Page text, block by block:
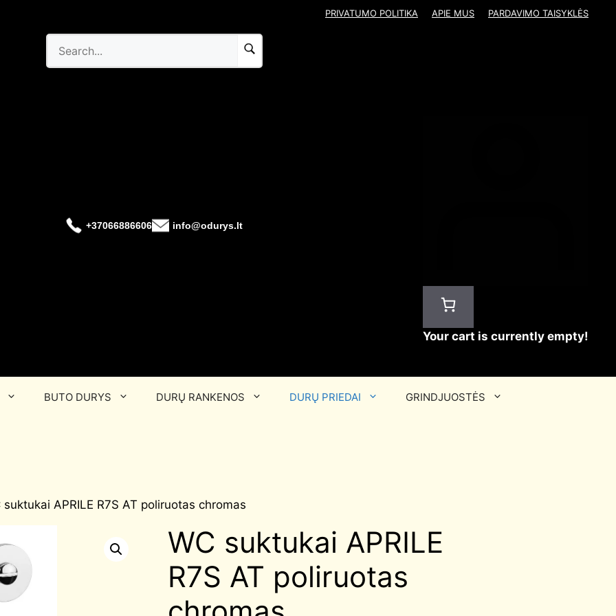
PRIVATUMO POLITIKA APIE MUS PARDAVIMO TAISYKLĖS
+37066886606 info@odurys.lt
Your cart is currently empty!
BUTO DURYS DURŲ RANKENOS DURŲ PRIEDAI GRINDJUOSTĖS
suktukai APRILE R7S AT poliruotas chromas
WC suktukai APRILE
R7S AT poliruotas